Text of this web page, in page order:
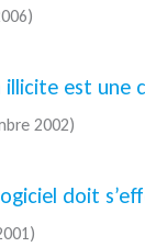
illicite est une
2002)
doit